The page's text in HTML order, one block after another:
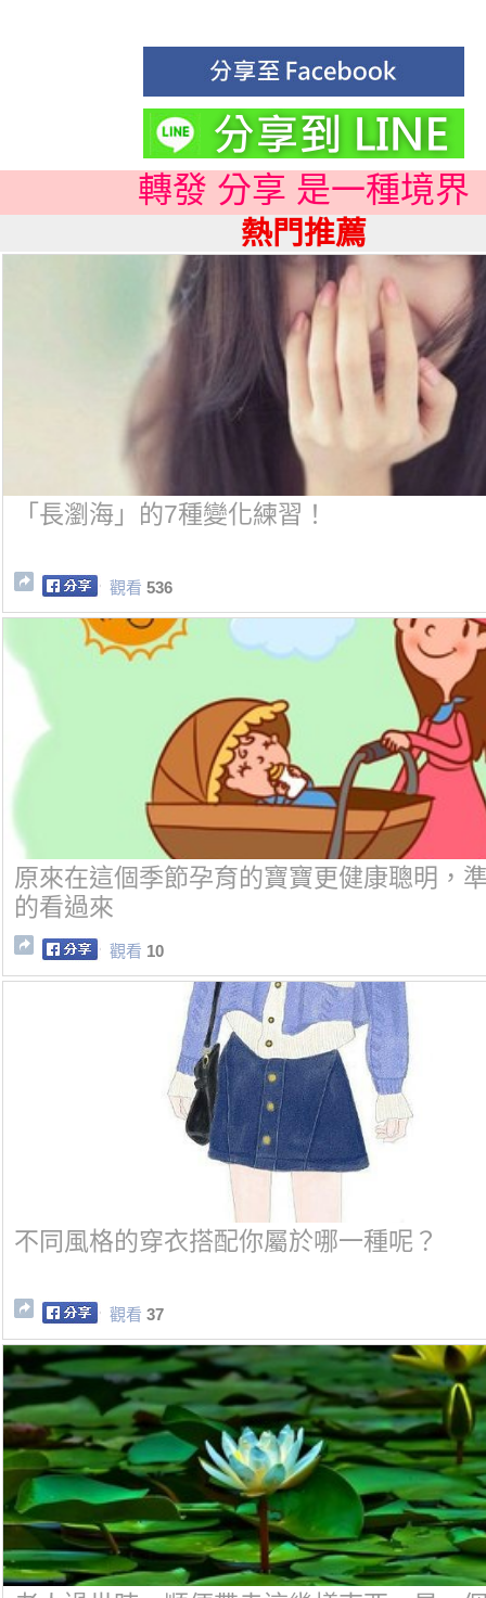
轉發 分享 是一種境界
熱門推薦
「長瀏海」的7種變化練習！
觀看 536
原來在這個季節孕育的寶寶更健康聰明，
的看過來
觀看 10
不同風格的穿衣搭配你屬於哪一種呢？
觀看 37